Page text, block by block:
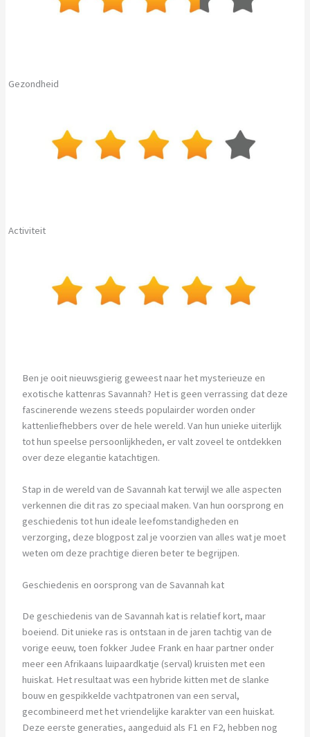
Gezondheid
Activiteit
Ben je ooit nieuwsgierig geweest naar het mysterieuze en
exotische kattenras Savannah? Het is geen verrassing dat deze
fascinerende wezens steeds populairder worden onder
kattenliefhebbers over de hele wereld. Van hun unieke uiterlijk
tot hun speelse persoonlijkheden, er valt zoveel te ontdekken
over deze elegantie katachtigen.
Stap in de wereld van de Savannah kat terwijl we alle aspecten
verkennen die dit ras zo speciaal maken. Van hun oorsprong en
geschiedenis tot hun ideale leefomstandigheden en
verzorging, deze blogpost zal je voorzien van alles wat je moet
weten om deze prachtige dieren beter te begrijpen.
Geschiedenis en oorsprong van de Savannah kat
De geschiedenis van de Savannah kat is relatief kort, maar
boeiend. Dit unieke ras is ontstaan in de jaren tachtig van de
vorige eeuw, toen fokker Judee Frank en haar partner onder
meer een Afrikaans luipaardkatje (serval) kruisten met een
huiskat. Het resultaat was een hybride kitten met de slanke
bouw en gespikkelde vachtpatronen van een serval,
gecombineerd met het vriendelijke karakter van een huiskat.
Deze eerste generaties, aangeduid als F1 en F2, hebben nog